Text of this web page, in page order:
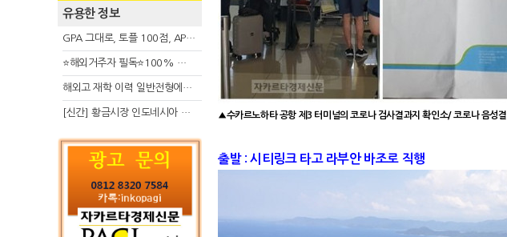
유용한 정보
GPA 그대로, 토플 100점, AP 막막 — 원인은 하나입니다
⭐해외거주자 필독⭐100% 온라인 마지막 한국어교원 2급 추가모집 (~8/2)
해외고 재학 이력 일반전형에서 분명한 입시 강점 살리는 전략
[신간] 황금시장 인도네시아 슈퍼리치의 성공 수업 ▲수카르노하타 공항 제3 터미널의 코로나 검사결과지 확인소/ 코로나 음
출발 : 시티링크 타고 라부안 바조로 직행